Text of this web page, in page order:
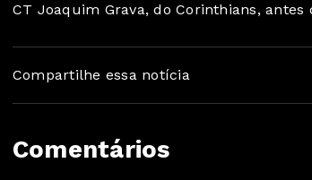
CT Joaquim Grava, do Corinthians,
Compartilhe essa notícia
Comentários